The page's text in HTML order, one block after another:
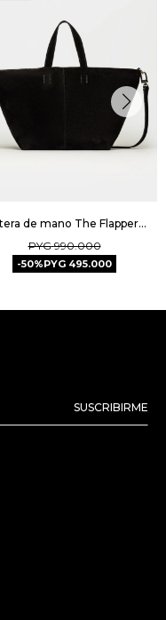
Cartera de mano The Flapper en cuero gamuza - Negro
PYG 990.000
50 PYG 495.000
SUSCRIBIRME